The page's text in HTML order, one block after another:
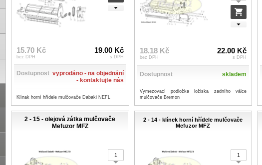
15.70 Kč
bez DPH
19.00 Kč
s DPH
Dostupnost vyprodáno - na objednání
- kontaktujte nás
Klínak horní hřídele mulčovače Dabaki NEFL
18.18 Kč
bez DPH
22.00 Kč
s DPH
Dostupnost skladem
Vymezovací podložka ložiska zadního válce
mulčovače Bremon
2 - 15 - olejová zátka mulčovače
Mefuzor MFZ
2 - 14 - klínek horní hřídele mulčovače
Mefuzor MFZ